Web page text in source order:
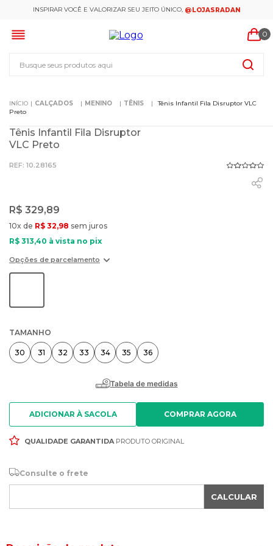
INSPIRAR VOCÊ E VALORIZAR SEU JEITO ÚNICO, @LOJASRADAN
0
CALÇADOS MENINO TÊNIS
Tênis Infantil Fila Disruptor VLC
Preto
Tênis Infantil Fila Disruptor
VLC Preto
: 10.28165
R$ 329,89
10x de R$ 32,98 sem juros
R$ 313,40 à vista no pix
Opções de parcelamento
TAMANHO
30 31 32 33 34 35 36
ADICIONAR À SACOLA
QUALIDADE GARANTIDAPRODUTO ORIGINAL
Consulte o frete
CALCULAR